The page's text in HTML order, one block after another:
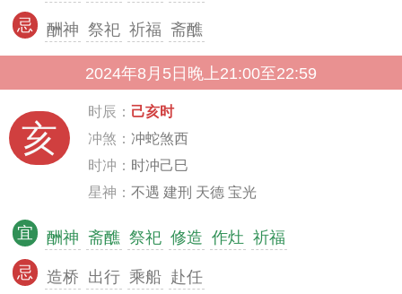
忌 酬神 祭祀 祈福 斋醮
2024年8月5日晚上21:00至22:59
亥
时辰： 己亥时
冲煞： 冲蛇煞西
时冲： 时冲己巳
星神： 不遇 建刑 天德 宝光
宜 酬神 斋醮 祭祀 修造 作灶 祈福
忌 造桥 出行 乘船 赴任